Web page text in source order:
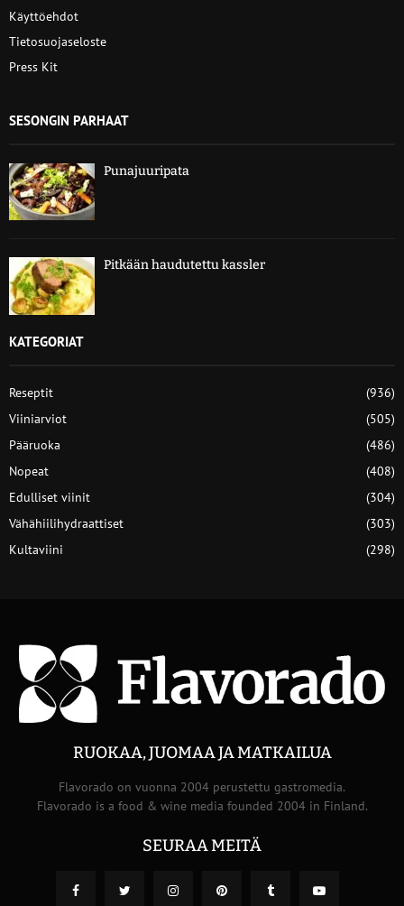
Käyttöehdot
Tietosuojaseloste
Press Kit
SESONGIN PARHAAT
Punajuuripata
Pitkään haudutettu kassler
KATEGORIAT
Reseptit
(936)
Viiniarviot
(505)
Pääruoka
(486)
Nopeat
(408)
Edulliset viinit
(304)
Vähähiilihydraattiset
(303)
Kultaviini
(298)
RUOKAA, JUOMAA JA MATKAILUA
Flavorado on vuonna 2004 perustettu gastromedia.
Flavorado is a food & wine media founded 2004 in Finland.
SEURAA MEITÄ